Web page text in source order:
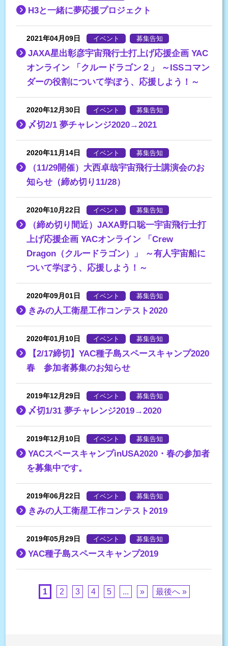
H3と一緒に夢応援プロジェクト
2021年04月09日 イベント 募集告知
JAXA星出彰彦宇宙飛行士打上げ応援企画 YAC
オンライン 「クルードラゴン２」 ～ISSコマン
ダーの役割について学ぼう、応援しよう！～
2020年12月30日 イベント 募集告知
〆切2/1 夢チャレンジ2020→2021
2020年11月14日 イベント 募集告知
（11/29開催）大西卓哉宇宙飛行士講演会のお
知らせ（締め切り11/28）
2020年10月22日 イベント 募集告知
（締め切り間近）JAXA野口聡一宇宙飛行士打
上げ応援企画 YACオンライン 「Crew
Dragon（クルードラゴン）」 ～有人宇宙船に
ついて学ぼう、応援しよう！～
2020年09月01日 イベント 募集告知
きみの人工衛星工作コンテスト2020
2020年01月10日 イベント 募集告知
【2/17締切】YAC種子島スペースキャンプ2020
春 参加者募集のお知らせ
2019年12月29日 イベント 募集告知
〆切1/31 夢チャレンジ2019→2020
2019年12月10日 イベント 募集告知
YACスペースキャンプinUSA2020・春の参加者
を募集中です。
2019年06月22日 イベント 募集告知
きみの人工衛星工作コンテスト2019
2019年05月29日 イベント 募集告知
YAC種子島スペースキャンプ2019
1 2 3 4 5 ... » 最後へ »